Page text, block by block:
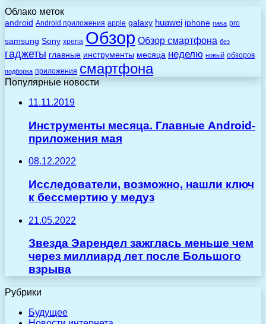
Облако меток
android Android приложения apple galaxy huawei iphone nasa pro
samsung Sony xperia Обзор Обзор смартфона без
гаджеты главные инструменты месяца неделю новый обзоров
подборка приложения смартфона
Популярные новости
11.11.2019
Инструменты месяца. Главные Android-
приложения мая
08.12.2022
Исследователи, возможно, нашли ключ
к бессмертию у медуз
21.05.2022
Звезда Эарендел зажглась меньше чем
через миллиард лет после Большого
взрыва
Рубрики
Будущее